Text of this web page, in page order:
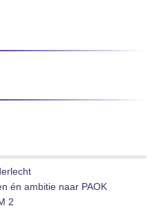
én ambitie naar PAOK
2